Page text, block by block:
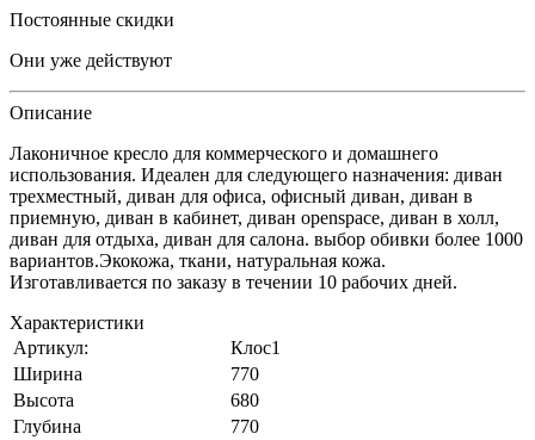
Постоянные скидки
Они уже действуют
Описание
Лаконичное кресло для коммерческого и домашнего
использования. Идеален для следующего назначения: диван
трехместный, диван для офиса, офисный диван, диван в
приемную, диван в кабинет, диван openspace, диван в холл,
диван для отдыха, диван для салона. выбор обивки более 1000
вариантов.Экокожа, ткани, натуральная кожа.
Изготавливается по заказу в течении 10 рабочих дней.
Характеристики
Артикул:
Клос1
Ширина
770
Высота
680
Глубина
770